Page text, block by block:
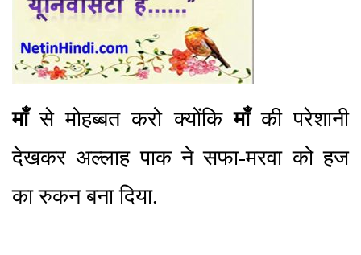
माँसे मोहब्बत करो क्योंकिमाँकी परेशानी
देखकर अल्लाह पाक ने सफा-मरवा को हज
का रुकन बना दिया.